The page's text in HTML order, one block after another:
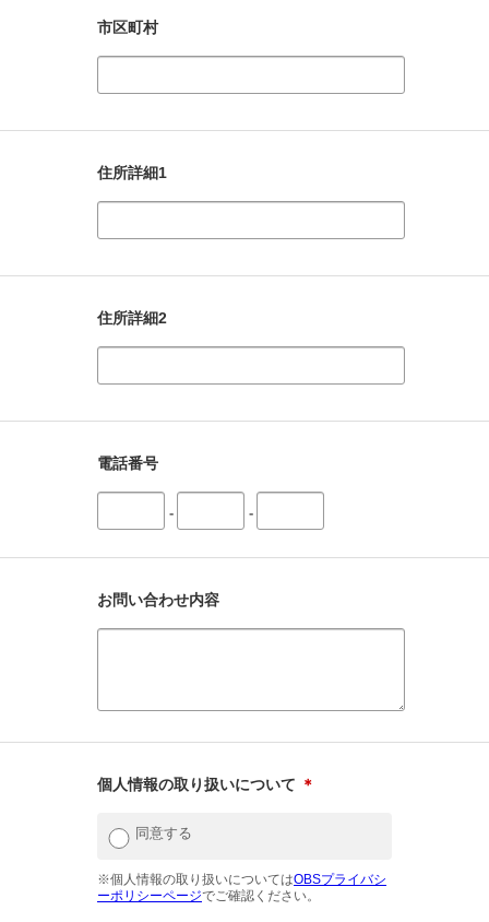
市区町村
住所詳細1
住所詳細2
電話番号
- -
お問い合わせ内容
個人情報の取り扱いについて ＊
同意する
※個人情報の取り扱いについてはOBSプライバシ
ーポリシーページでご確認ください。